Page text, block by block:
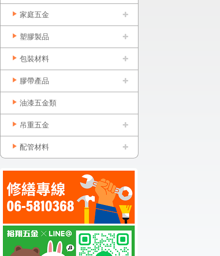
家庭五金
塑膠製品
包裝材料
膠帶產品
油漆五金類
吊重五金
配管材料